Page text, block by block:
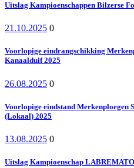
Uitslag Kampioenschappen Bilzerse
21.10.2025 0
Voorlopige eindrangschikking
Kanaalduif 2025
26.08.2025 0
Voorlopige eindstand Merkenploegen
(Lokaal) 2025
13.08.2025 0
Uitslag Kampioenschap